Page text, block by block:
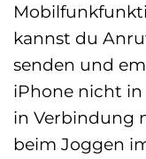
kannst du
senden und
iPhone nicht in
in Verbindung
beim Joggen